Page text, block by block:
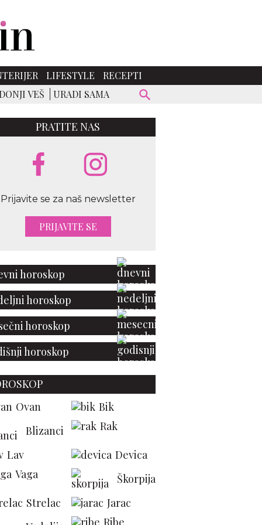
LIFESTYLE
RECEPTI
DONJI VEŠ URADI SAMA
PRATITE NAS
Prijavite se za naš newsletter
PRIJAVITE SE
horoskop
horoskop
horoskop
horoskop
Ovan
Bik
Blizanci
Rak
Lav
Devica
Vaga
Škorpija
Strelac
Jarac
Ribe